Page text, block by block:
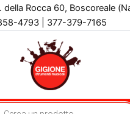
della Rocca 60, Boscoreale
4793 | 377-379-7165